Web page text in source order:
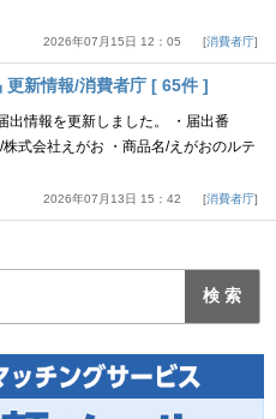
2026年07月15日 12：05 消費者庁
更新情報/消費者庁 [ 65件 ]
出情報を更新しました。 ・届出番
式会社えがお ・商品名/えがおのルテ
2026年07月13日 15：42 消費者庁